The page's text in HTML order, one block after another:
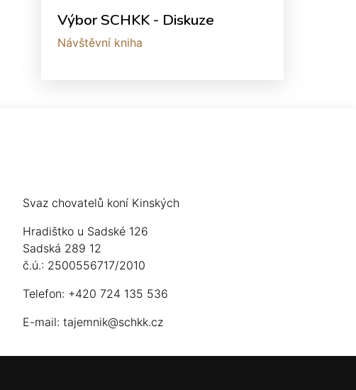
Výbor SCHKK - Diskuze
Návštěvní kniha
Svaz chovatelů koní Kinských
Hradištko u Sadské 126
Sadská 289 12
č.ú.: 2500556717/2010
Telefon: +420 724 135 536
E-mail: tajemnik@schkk.cz